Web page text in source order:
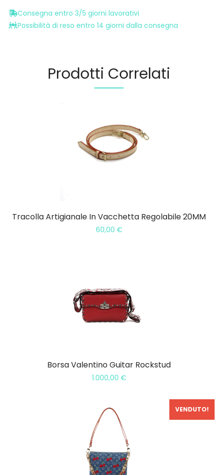
Consegna entro 3/5 giorni lavorativi
Possibilità di reso entro 14 giorni dalla consegna
Prodotti Correlati
Tracolla Artigianale In Vacchetta Regolabile 20MM
60,00 €
Borsa Valentino Guitar Rockstud
1.000,00 €
VENDUTO!